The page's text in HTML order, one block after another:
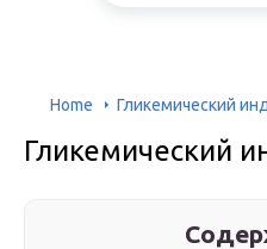
Home Гликемический
Гликемический